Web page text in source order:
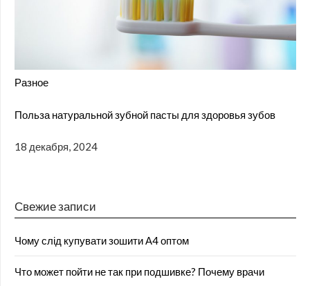
Разное
Польза натуральной зубной пасты для здоровья зубов
18 декабря, 2024
Свежие записи
Чому слід купувати зошити А4 оптом
Что может пойти не так при подшивке? Почему врачи